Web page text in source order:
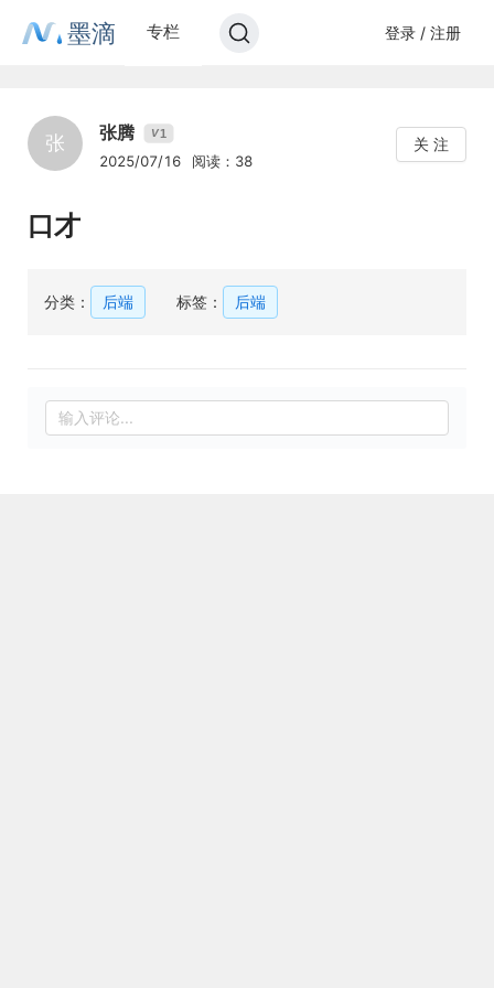
墨滴 专栏 登录 / 注册
张 张腾 V1
2025/07/16 阅读：38
关 注
口才
分类： 后端 标签： 后端